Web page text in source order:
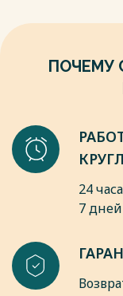
ПОЧЕМУ
24
7